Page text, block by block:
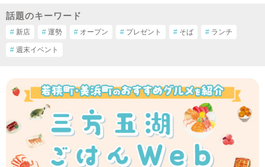
話題のキーワード
# 新店 # 運勢 # オープン # プレゼント # そば # ランチ
# 週末イベント